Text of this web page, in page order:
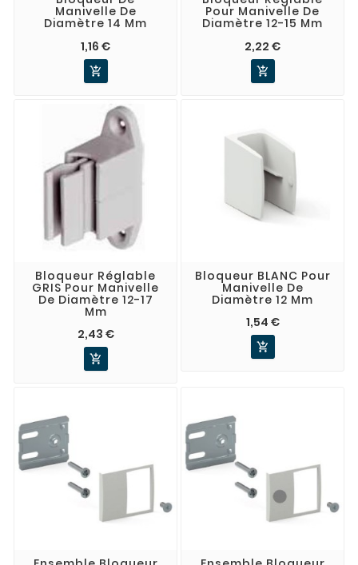
Manivelle De
Diamètre 14 Mm
1,16 €

Pour Manivelle De
Diamètre 12-15 Mm
2,22 €

Bloqueur Réglable
GRIS Pour Manivelle
De Diamètre 12-17
Mm
2,43 €

Bloqueur BLANC Pour
Manivelle De
Diamètre 12 Mm
1,54 €
